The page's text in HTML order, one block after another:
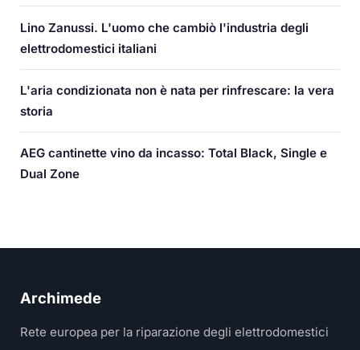
Lino Zanussi. L'uomo che cambiò l'industria degli
elettrodomestici italiani
L'aria condizionata non è nata per rinfrescare: la vera
storia
AEG cantinette vino da incasso: Total Black, Single e
Dual Zone
Archimede
Rete europea per la riparazione degli elettrodomestici